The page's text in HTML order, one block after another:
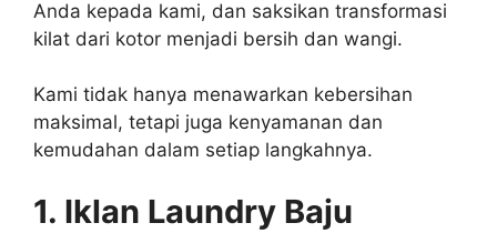
Anda kepada kami, dan saksikan transformasi
kilat dari kotor menjadi bersih dan wangi.
Kami tidak hanya menawarkan kebersihan
maksimal, tetapi juga kenyamanan dan
kemudahan dalam setiap langkahnya.
1. Iklan Laundry Baju